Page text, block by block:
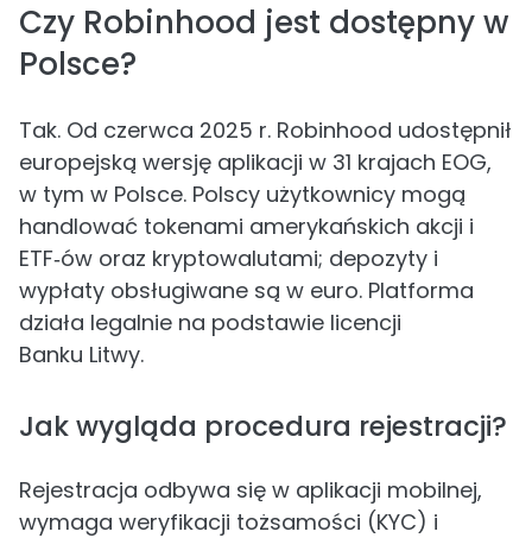
Czy Robinhood jest dostępny w
Polsce?
Tak. Od czerwca 2025 r. Robinhood udostępnił
europejską wersję aplikacji w 31 krajach EOG,
w tym w Polsce. Polscy użytkownicy mogą
handlować tokenami amerykańskich akcji i
ETF‑ów oraz kryptowalutami; depozyty i
wypłaty obsługiwane są w euro. Platforma
działa legalnie na podstawie licencji
Banku Litwy.
Jak wygląda procedura rejestracji?
Rejestracja odbywa się w aplikacji mobilnej,
wymaga weryfikacji tożsamości (KYC) i